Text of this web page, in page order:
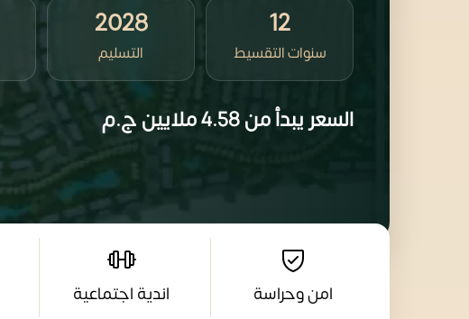
12
سنوات التقسيط
2028
التسليم
السعر يبدأ من4.58 ملايين ج.م
امن وحراسة اندية اجتماعية